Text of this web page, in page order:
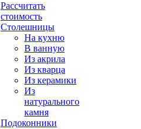
Рассчитать
стоимость
Столешницы
На кухню
В ванную
Из акрила
Из кварца
Из керамики
Из
натурального
камня
Подоконники